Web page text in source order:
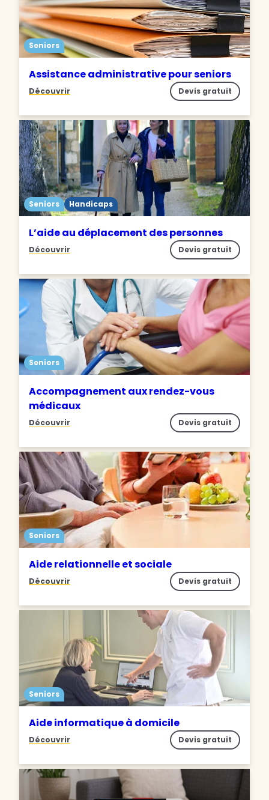
Seniors
Assistance administrative pour seniors
Découvrir Devis gratuit
Seniors Handicaps
L’aide au déplacement des personnes
Découvrir Devis gratuit
Seniors
Accompagnement aux rendez-vous
médicaux
Découvrir Devis gratuit
Seniors
Aide relationnelle et sociale
Découvrir Devis gratuit
Seniors
Aide informatique à domicile
Découvrir Devis gratuit